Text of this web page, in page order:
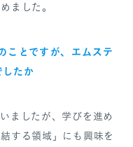
ました。
とですが、エムステ
たか
ましたが、学びを進め
する領域」にも興味を